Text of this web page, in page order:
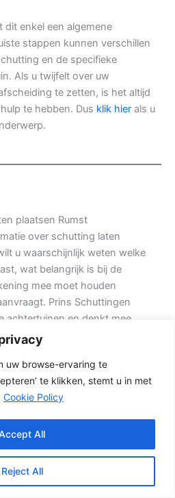
uw browse-ervaring te
te klikken, stemt u in met
Cookie Policy
Reject All
All
dit enkel een algemene
stappen kunnen verschillen
en de specifieke
Als u twijfelt over uw
te zetten, is het altijd
te hebben. Dus klik hier als u
plaatsen Rumst
over schutting laten
u waarschijnlijk weten welke
wat belangrijk is bij de
mee moet houden
Prins Schuttingen
achtertuinen en denkt mee
vraagt om meer dan alleen
Wilt u vooral een luxe
hout-beton schutting met
accenten goed passen.
vaak beter dan alleen
bekijken.